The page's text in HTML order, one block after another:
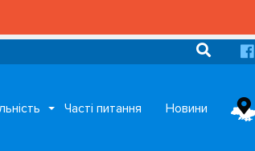
Часті питання Новини